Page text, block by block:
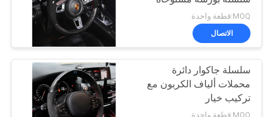
المعمل
مراقبة
الجودة
55
من المراوح
MOQ:قطعة واحدة
الاتصال
سلسلة جاكوار دائرة
محملات ألياف الكربون مع
تركيب خيار
MOQ:قطعة واحدة